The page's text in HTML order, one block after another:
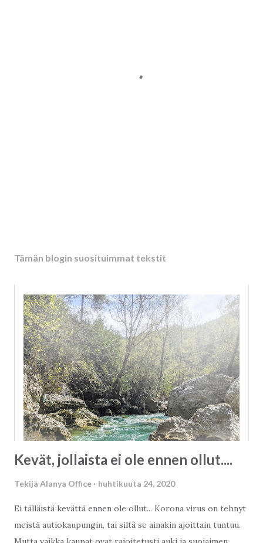
Tämän blogin suosituimmat tekstit
Kevät, jollaista ei ole ennen ollut....
Tekijä Alanya Office huhtikuuta 24, 2020
Ei tälläistä kevättä ennen ole ollut... Korona virus on tehnyt
meistä autiokaupungin, tai siltä se ainakin ajoittain tuntuu.